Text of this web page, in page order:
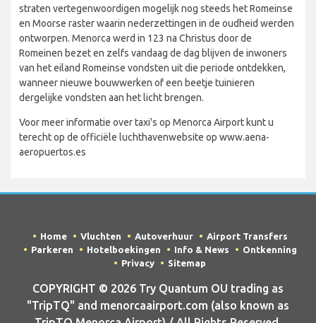
straten vertegenwoordigen mogelijk nog steeds het Romeinse
en Moorse raster waarin nederzettingen in de oudheid werden
ontworpen. Menorca werd in 123 na Christus door de
Romeinen bezet en zelfs vandaag de dag blijven de inwoners
van het eiland Romeinse vondsten uit die periode ontdekken,
wanneer nieuwe bouwwerken of een beetje tuinieren
dergelijke vondsten aan het licht brengen.
Voor meer informatie over taxi's op Menorca Airport kunt u
terecht op de officiële luchthavenwebsite op www.aena-
aeropuertos.es
Home Vluchten Autoverhuur
Airport Transfers
Parkeren
Hotelboekingen Info & News
Ontkenning
Privacy
Sitemap
COPYRIGHT © 2026 Try Quantum OU trading as
"TripTQ" and menorcaairport.com (also known as